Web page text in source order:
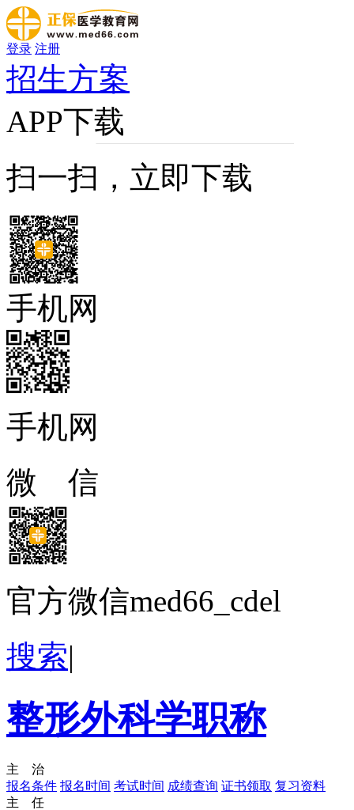
登录 注册
招生方案
APP下载
扫一扫，立即下载
手机网
手机网
微 信
官方微信med66_cdel
搜索|
整形外科学职称
主 治
报名条件 报名时间 考试时间 成绩查询 证书领取 复习资料
主 任